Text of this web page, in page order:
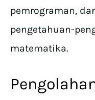
pemrograman,
pengetahuan-
matematika.